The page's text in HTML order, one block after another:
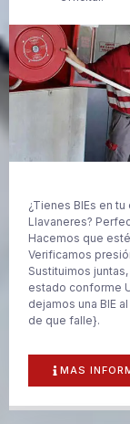
¿Tienes BIEs en
Llavaneres?
Hacemos que
Verificamos
Sustituimos
estado conforme
dejamos una BIE
de que falle}.
MAS